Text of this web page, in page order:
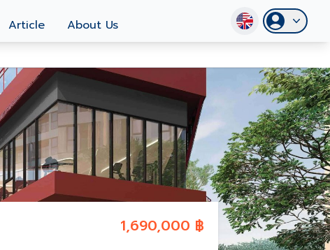
Article About Us
1,690,000 ฿